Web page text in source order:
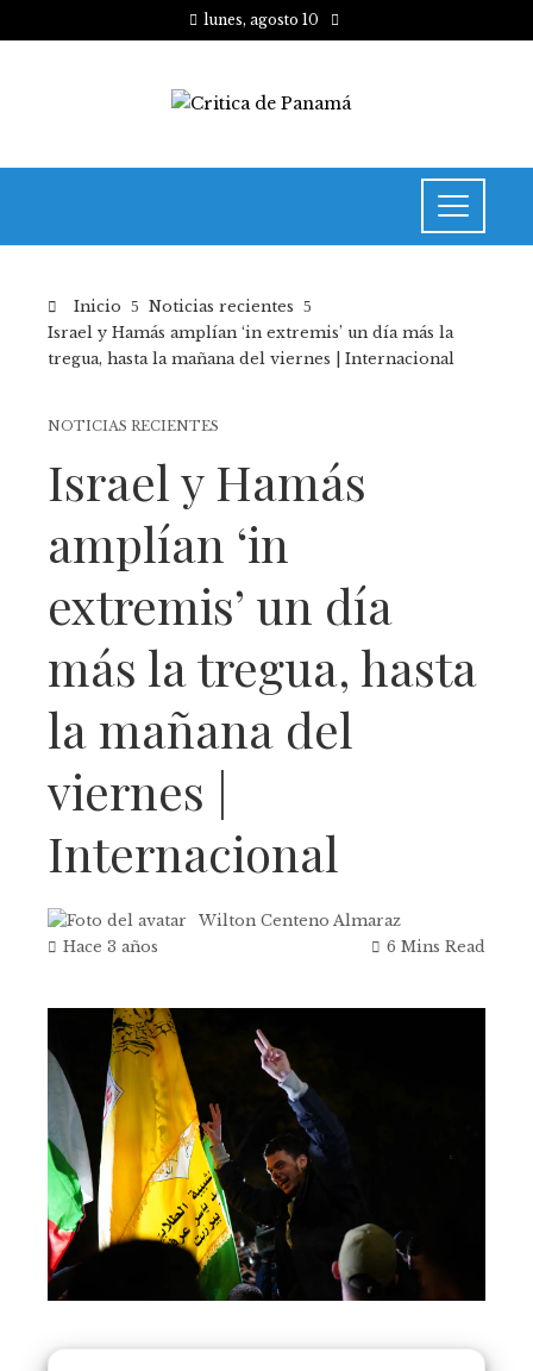
lunes, agosto 10
Inicio
Noticias recientes
Israel y Hamás amplían ‘in extremis’ un día más la
tregua, hasta la mañana del viernes | Internacional
NOTICIAS RECIENTES
Israel y Hamás
amplían ‘in
extremis’ un día
más la tregua, hasta
la mañana del
viernes |
Internacional
Wilton Centeno Almaraz
Hace 3 años
6 Mins Read